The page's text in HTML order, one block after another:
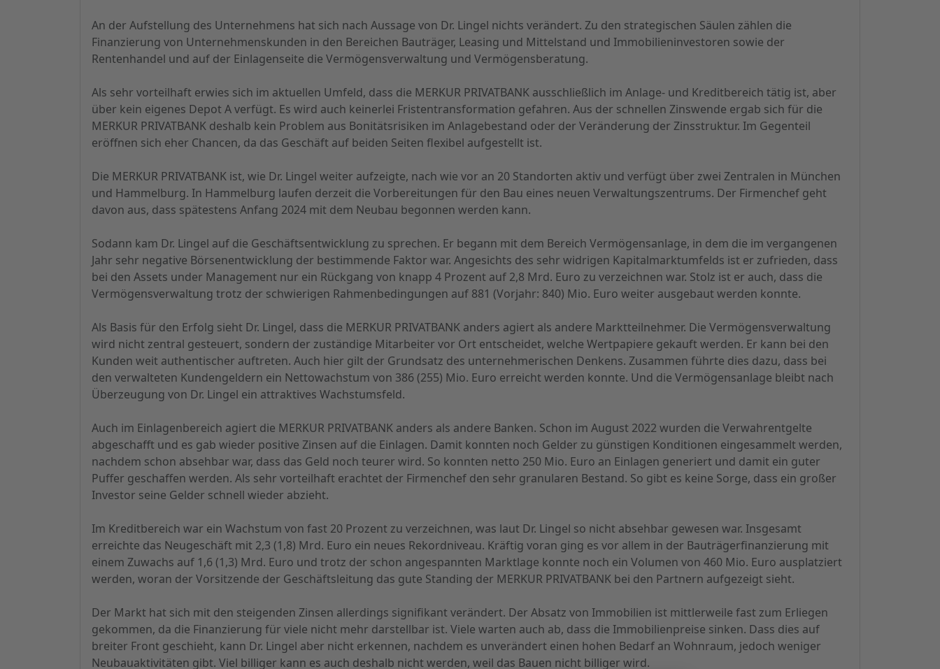
An der Aufstellung des Unternehmens hat sich nach Aussage von Dr. Lingel nichts verändert. Zu den strategischen Säulen zählen die
Finanzierung von Unternehmenskunden in den Bereichen Bauträger, Leasing und Mittelstand und Immobilieninvestoren sowie der
Rentenhandel und auf der Einlagenseite die Vermögensverwaltung und Vermögensberatung.
Als sehr vorteilhaft erwies sich im aktuellen Umfeld, dass die MERKUR PRIVATBANK ausschließlich im Anlage- und Kreditbereich tätig ist, aber
über kein eigenes Depot A verfügt. Es wird auch keinerlei Fristentransformation gefahren. Aus der schnellen Zinswende ergab sich für die
MERKUR PRIVATBANK deshalb kein Problem aus Bonitätsrisiken im Anlagebestand oder der Veränderung der Zinsstruktur. Im Gegenteil
eröffnen sich eher Chancen, da das Geschäft auf beiden Seiten flexibel aufgestellt ist.
Die MERKUR PRIVATBANK ist, wie Dr. Lingel weiter aufzeigte, nach wie vor an 20 Standorten aktiv und verfügt über zwei Zentralen in München
und Hammelburg. In Hammelburg laufen derzeit die Vorbereitungen für den Bau eines neuen Verwaltungszentrums. Der Firmenchef geht
davon aus, dass spätestens Anfang 2024 mit dem Neubau begonnen werden kann.
Sodann kam Dr. Lingel auf die Geschäftsentwicklung zu sprechen. Er begann mit dem Bereich Vermögensanlage, in dem die im vergangenen
Jahr sehr negative Börsenentwicklung der bestimmende Faktor war. Angesichts des sehr widrigen Kapitalmarktumfelds ist er zufrieden, dass
bei den Assets under Management nur ein Rückgang von knapp 4 Prozent auf 2,8 Mrd. Euro zu verzeichnen war. Stolz ist er auch, dass die
Vermögensverwaltung trotz der schwierigen Rahmenbedingungen auf 881 (Vorjahr: 840) Mio. Euro weiter ausgebaut werden konnte.
Als Basis für den Erfolg sieht Dr. Lingel, dass die MERKUR PRIVATBANK anders agiert als andere Marktteilnehmer. Die Vermögensverwaltung
wird nicht zentral gesteuert, sondern der zuständige Mitarbeiter vor Ort entscheidet, welche Wertpapiere gekauft werden. Er kann bei den
Kunden weit authentischer auftreten. Auch hier gilt der Grundsatz des unternehmerischen Denkens. Zusammen führte dies dazu, dass bei
den verwalteten Kundengeldern ein Nettowachstum von 386 (255) Mio. Euro erreicht werden konnte. Und die Vermögensanlage bleibt nach
Überzeugung von Dr. Lingel ein attraktives Wachstumsfeld.
Auch im Einlagenbereich agiert die MERKUR PRIVATBANK anders als andere Banken. Schon im August 2022 wurden die Verwahrentgelte
abgeschafft und es gab wieder positive Zinsen auf die Einlagen. Damit konnten noch Gelder zu günstigen Konditionen eingesammelt werden,
nachdem schon absehbar war, dass das Geld noch teurer wird. So konnten netto 250 Mio. Euro an Einlagen generiert und damit ein guter
Puffer geschaffen werden. Als sehr vorteilhaft erachtet der Firmenchef den sehr granularen Bestand. So gibt es keine Sorge, dass ein großer
Investor seine Gelder schnell wieder abzieht.
Im Kreditbereich war ein Wachstum von fast 20 Prozent zu verzeichnen, was laut Dr. Lingel so nicht absehbar gewesen war. Insgesamt
erreichte das Neugeschäft mit 2,3 (1,8) Mrd. Euro ein neues Rekordniveau. Kräftig voran ging es vor allem in der Bauträgerfinanzierung mit
einem Zuwachs auf 1,6 (1,3) Mrd. Euro und trotz der schon angespannten Marktlage konnte noch ein Volumen von 460 Mio. Euro ausplatziert
werden, woran der Vorsitzende der Geschäftsleitung das gute Standing der MERKUR PRIVATBANK bei den Partnern aufgezeigt sieht.
Der Markt hat sich mit den steigenden Zinsen allerdings signifikant verändert. Der Absatz von Immobilien ist mittlerweile fast zum Erliegen
gekommen, da die Finanzierung für viele nicht mehr darstellbar ist. Viele warten auch ab, dass die Immobilienpreise sinken. Dass dies auf
breiter Front geschieht, kann Dr. Lingel aber nicht erkennen, nachdem es unverändert einen hohen Bedarf an Wohnraum, jedoch weniger
Neubauaktivitäten gibt. Viel billiger kann es auch deshalb nicht werden, weil das Bauen nicht billiger wird.